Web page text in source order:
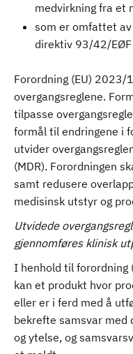
medvirkning fra et
som er omfattet
direktiv 93/42/EØF
Forordning (EU) 2023/
overgangsreglene.
tilpasse
formål til endringene i
utvider
(MDR). Forordningen
samt redusere
medisinsk utstyr og
Utvidede
gjennomføres klinisk
I henhold til
kan et produkt hvor
eller er i ferd med å
bekrefte samsvar med
og ytelse, og